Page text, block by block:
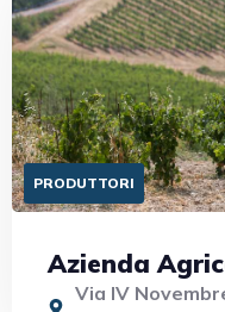
PRODUTTORI
Azienda
Via IV